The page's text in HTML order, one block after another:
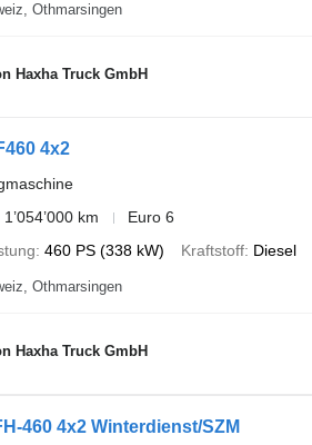
Othmarsingen
Haxha Truck GmbH
4x2
1’054’000 km
Euro 6
460 PS (338 kW) Kraftstoff Diesel
Othmarsingen
Haxha Truck GmbH
460 4x2 Winterdienst/SZM